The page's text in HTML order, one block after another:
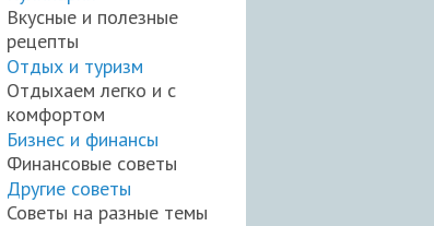
Вкусные и полезные
рецепты
Отдых и туризм
Отдыхаем легко и с
комфортом
Бизнес и финансы
Финансовые советы
Другие советы
Советы на разные темы